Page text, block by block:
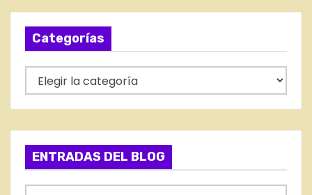
e
e
n
t
r
Categorías
a
t
e
o
ENTRADAS DEL BLOG